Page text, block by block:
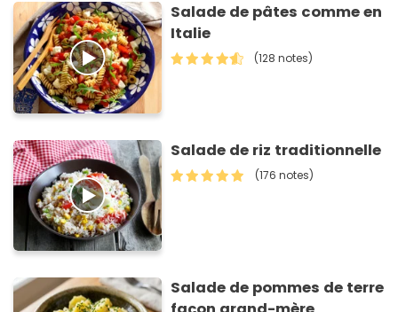
Salade de pâtes comme en
Italie
(128 notes)
Salade de riz traditionnelle
(176 notes)
Salade de pommes de terre